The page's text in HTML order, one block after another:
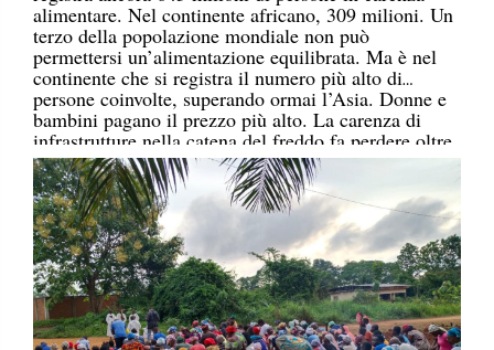
alimentare. Nel continente africano, 309 milioni. Un
terzo della popolazione mondiale non può
permettersi un’alimentazione equilibrata. Ma è nel
continente che si registra il numero più alto di
persone coinvolte, superando ormai l’Asia. Donne e
bambini pagano il prezzo più alto. La carenza di
infrastrutture nella catena del freddo fa perdere oltre
un terzo della produzione di frutta, verdura, pesce e
latticini.